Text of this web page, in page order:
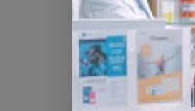
d’enfants par an
Suisse une
adopté en mai
de la septicémie.
Dans le monde,